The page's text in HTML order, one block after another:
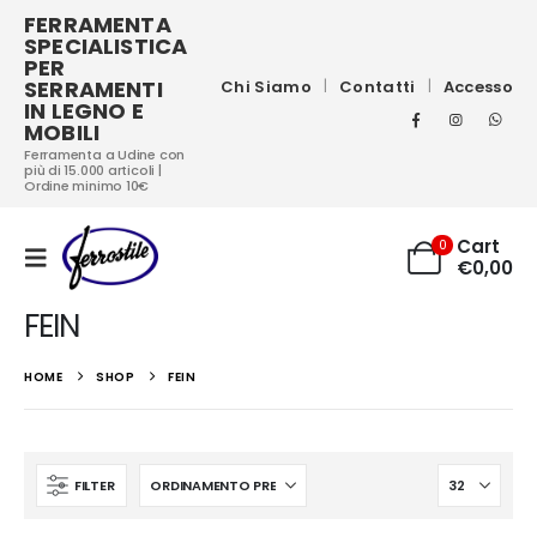
FERRAMENTA
SPECIALISTICA
PER
SERRAMENTI
IN LEGNO E
MOBILI
Ferramenta a Udine con
più di 15.000 articoli |
Ordine minimo 10€
Chi Siamo Contatti Accesso
0
Cart
€0,00
FEIN
HOME SHOP FEIN
FILTER